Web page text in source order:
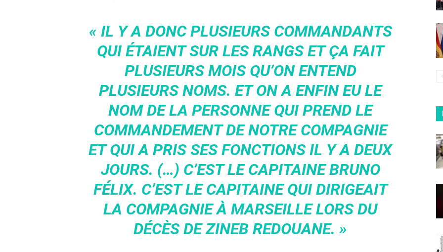
« IL Y A DONC PLUSIEURS COMMANDANTS
QUI ÉTAIENT SUR LES RANGS ET ÇA FAIT
PLUSIEURS MOIS QU’ON ENTEND
PLUSIEURS NOMS. ET ON A ENFIN EU LE
NOM DE LA PERSONNE QUI PREND LE
COMMANDEMENT DE NOTRE COMPAGNIE
ET QUI A PRIS SES FONCTIONS IL Y A DEUX
JOURS. (…) C’EST LE CAPITAINE BRUNO
FÉLIX. C’EST LE CAPITAINE QUI DIRIGEAIT
LA COMPAGNIE À MARSEILLE LORS DU
DÉCÈS DE ZINEB REDOUANE. »